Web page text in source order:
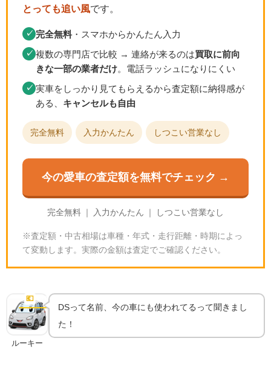
とっても追い風です。
✓ 完全無料 ・スマホからかんたん入力
✓ 複数の専門店で比較 → 連絡が来るのは買取に前向
きな一部の業者だけ 。電話ラッシュになりにくい
✓ 実車をしっかり見てもらえるから査定額に納得感が
ある、 キャンセルも自由
完全無料 入力かんたん しつこい営業なし
今の愛車の査定額を無料でチェック →
完全無料 ｜ 入力かんたん ｜ しつこい営業なし
※査定額・中古相場は車種・年式・走行距離・時期によっ
て変動します。実際の金額は査定でご確認ください。
💶 新車価格
ルーキー
DSって名前、今の車にも使われてるって聞きまし
た！